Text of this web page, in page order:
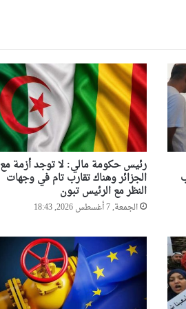
رئيس حكومة مالي: لا توجد أزمة مع
الجزائر وهناك تقارب تام في وجهات
النظر مع الرئيس تبون
الجمعة, 7 أغسطس 2026, 18:43